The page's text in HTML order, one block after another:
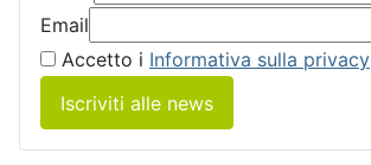
Email
Accetto i Informativa sulla privacy
Iscriviti alle news